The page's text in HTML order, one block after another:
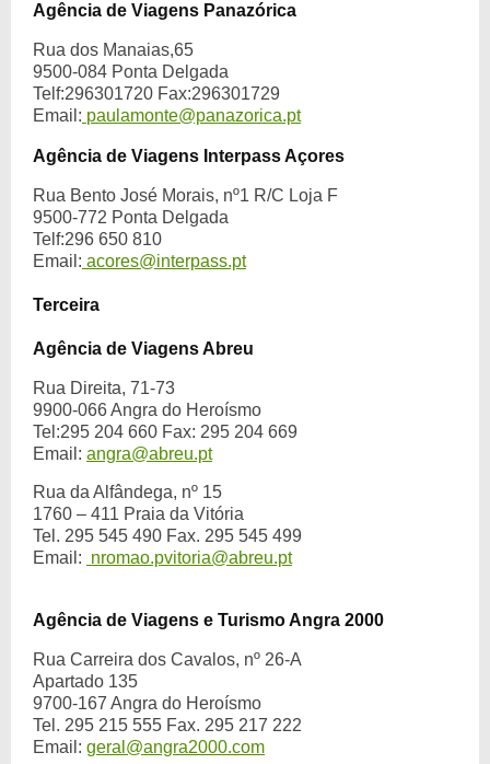
Agência de Viagens Panazórica
Rua dos Manaias,65
9500-084 Ponta Delgada
Telf:296301720 Fax:296301729
Email: paulamonte@panazorica.pt
Agência de Viagens Interpass Açores
Rua Bento José Morais, nº1 R/C Loja F
9500-772 Ponta Delgada
Telf:296 650 810
Email: acores@interpass.pt
Terceira
Agência de Viagens Abreu
Rua Direita, 71-73
9900-066 Angra do Heroísmo
Tel:295 204 660 Fax: 295 204 669
Email: angra@abreu.pt
Rua da Alfândega, nº 15
1760 – 411 Praia da Vitória
Tel. 295 545 490 Fax. 295 545 499
Email: nromao.pvitoria@abreu.pt
Agência de Viagens e Turismo Angra 2000
Rua Carreira dos Cavalos, nº 26-A
Apartado 135
9700-167 Angra do Heroísmo
Tel. 295 215 555 Fax. 295 217 222
Email: geral@angra2000.com